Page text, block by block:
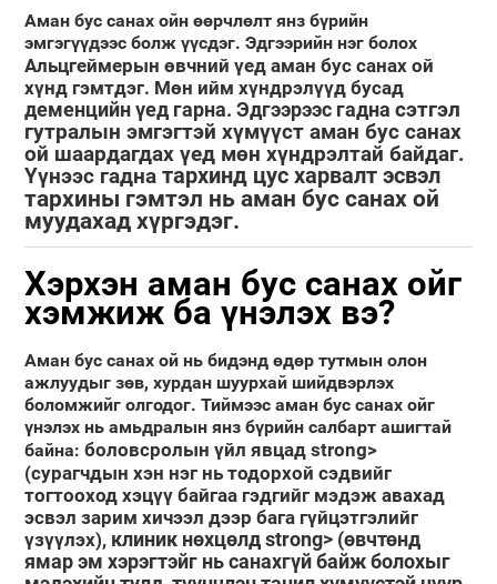
Аман бус санах ойн өөрчлөлт янз бүрийн
эмгэгүүдээс болж үүсдэг. Эдгээрийн нэг болох
Альцгеймерын өвчний үедаман бус санах ой
хүнд гэмтдэг. Мөн ийм хүндрэлүүд бусад
деменцийнүед гарна. Эдгээрээс гаднасэтгэл
гутралынэмгэгтэй хүмүүст аман бус санах
ой шаардагдах үед мөн хүндрэлтай байдаг.
Үүнээс гаднатархинд цус харвалт эсвэл
тархины гэмтэл нь аман бус санах ой
муудахад хүргэдэг.
Хэрхэн аман бус санах ойг
хэмжиж ба үнэлэх вэ?
Аман бус санах ой нь бидэнд өдөр тутмын олон
ажлуудыг зөв, хурдан шуурхай шийдвэрлэх
боломжийг олгодог. Тиймээс аман бус санах ойг
үнэлэх нь амьдралын янз бүрийн салбарт ашигтай
байна: боловсролын үйл явцад strong>
(сурагчдын хэн нэг нь тодорхой сэдвийг
тогтооход хэцүү байгаа гэдгийг мэдэж авахад
эсвэл зарим хичээл дээр бага гүйцэтгэлийг
үзүүлэх), клиник нөхцөлд strong> (өвчтөнд
ямар эм хэрэгтэйг нь санахгүй байж болохыг